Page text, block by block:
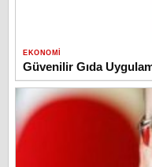
EKONOMI
Güvenilir Gıda